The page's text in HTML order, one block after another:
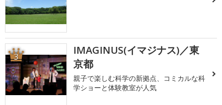
3
IMAGINUS(イマジナス)／東
京都
親子で楽しむ科学の新拠点、コミカルな科
学ショーと体験教室が人気